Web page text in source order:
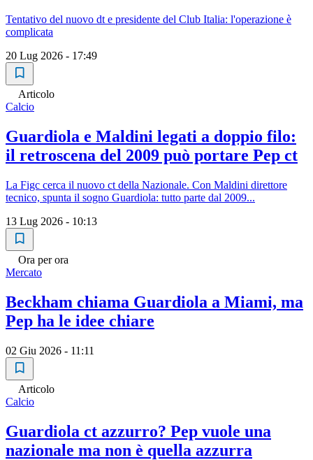
Tentativo del nuovo dt e presidente del Club Italia: l'operazione è
complicata
20 Lug 2026 - 17:49
Articolo
Calcio
Guardiola e Maldini legati a doppio filo:
il retroscena del 2009 può portare Pep ct
La Figc cerca il nuovo ct della Nazionale. Con Maldini direttore
tecnico, spunta il sogno Guardiola: tutto parte dal 2009...
13 Lug 2026 - 10:13
Ora per ora
Mercato
Beckham chiama Guardiola a Miami, ma
Pep ha le idee chiare
02 Giu 2026 - 11:11
Articolo
Calcio
Guardiola ct azzurro? Pep vuole una
nazionale ma non è quella azzurra